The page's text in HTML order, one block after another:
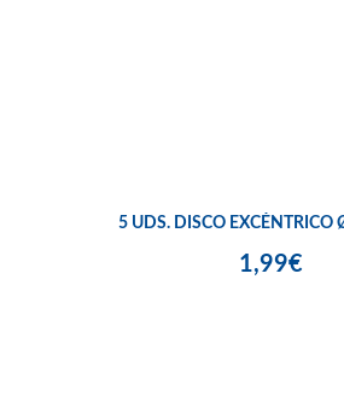
5 UDS. DISCO
1,99€